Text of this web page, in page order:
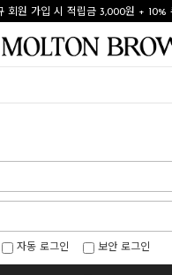
회원 가입 시 적립금 3,000원 + 10%
자동 로그인 보안 로그인